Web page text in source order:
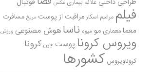
علائم بیماری عکس
فیلم مراسم اسکارمراقبت از پوست مریخ مسافرت
معمامعماری مو میوه ناساهوش مصنوعی ورزش
ویروس کرونا پوست چین کرونا
کروناویروس کشورها